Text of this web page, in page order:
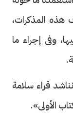
المذكرات،
وفى إجراء ما
قراء سلامة
الأولى».